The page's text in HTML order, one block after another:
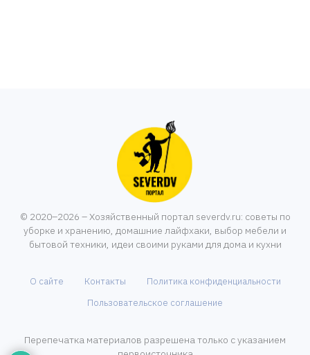
© 2020–2026 – Хозяйственный портал severdv.ru: советы по
уборке и хранению, домашние лайфхаки, выбор мебели и
бытовой техники, идеи своими руками для дома и кухни
О сайте Контакты
Политика конфиденциальности
Пользовательское соглашение
Перепечатка материалов разрешена только с указанием